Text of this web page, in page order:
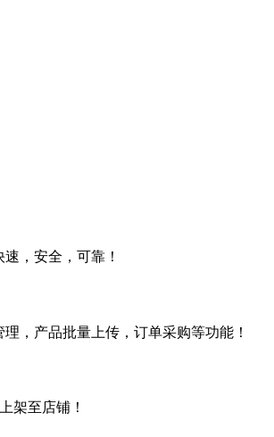
，安全，可靠！
，产品批量上传，订单采购等功能！
架至店铺！